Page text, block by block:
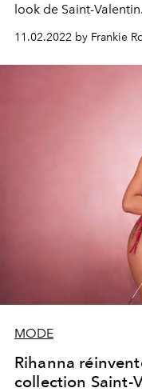
look de Saint-Valentin.
11.02.2022 by Frankie
MODE
Rihanna
collection Saint-